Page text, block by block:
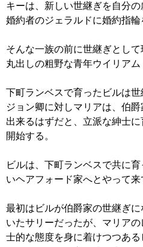
キーは、新しい世継ぎを自分の
婚約者のジェラルドに婚約指輪
そんな一族の前に世継ぎとし
丸出しの粗野な青年ウイリアム
下町ランベスで育ったビルは
ジョン卿に対しマリアは、伯
出来るはずだと、立派な紳士
開始する。
ビルは、下町ランベスで共に
いヘアフォード家へとやって来
最初はビルが伯爵家の世継ぎ
いたサリーだったが、マリア
士的な態度を身に着けつつあ